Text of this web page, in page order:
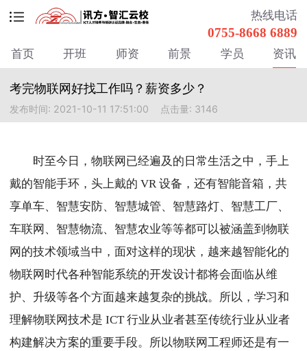
热线电话
0755-8668 6889
首页 开班 师资 前景 学员 资讯
考完物联网好找工作吗？薪资多少？
发布时间: 2021-10-11 17:51:00 点击量: 3146
时至今日，物联网已经遍及的日常生活之中，手上
戴的智能手环，头上戴的 VR 设备，还有智能音箱，共
享单车、智慧安防、智慧城管、智慧路灯、智慧工厂、
车联网、智慧物流、智慧农业等等都可以被涵盖到物联
网的技术领域当中，面对这样的现状，越来越智能化的
物联网时代各种智能系统的开发设计都将会面临从维
护、升级等各个方面越来越复杂的挑战。所以，学习和
理解物联网技术是 ICT 行业从业者甚至传统行业从业者
构建解决方案的重要手段。所以物联网工程师还是有一